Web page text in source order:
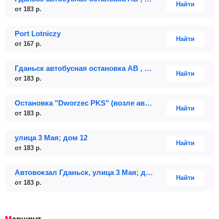
Остановка "Dworzec PKS" (возле автовокзала)
от 183 р.
Найти
от 183 р.
Найти
улица 3 Мая; дом 12
от 183 р.
Найти
Port Lotniczy
от 167 р.
Найти
Автовокзал Гданьск, улица 3 Мая; дом 12
от 183 р.
Найти
Гданьск автобусная остановка АВ , ул. 3 Мая, 12
от 183 р.
Найти